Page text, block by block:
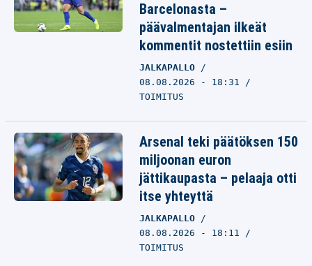
Barcelonasta –
päävalmentajan ilkeät
kommentit nostettiin esiin
JALKAPALLO
08.08.2026 - 18:31
TOIMITUS
Arsenal teki päätöksen 150
miljoonan euron
jättikaupasta – pelaaja otti
itse yhteyttä
JALKAPALLO
08.08.2026 - 18:11
TOIMITUS